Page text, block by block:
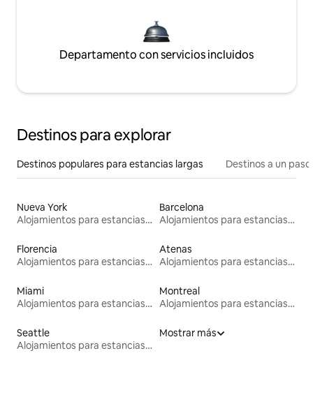
Departamento con servicios incluidos
Destinos para explorar
Destinos populares para estancias largas Destinos a un
Nueva York
Alojamientos para estancias largas
Barcelona
Alojamientos para estancias largas
Florencia
Alojamientos para estancias largas
Atenas
Alojamientos para estancias largas
Miami
Alojamientos para estancias largas
Montreal
Alojamientos para estancias largas
Seattle
Alojamientos para estancias largas
Mostrar más